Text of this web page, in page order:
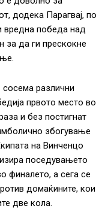
додека Парагвај, по
победа над
за да ги прескокне
сосема различни
првото место во
и без постигнат
збогување
на Винченцо
поседувањето
финалето, а сега се
домаќините, кои
две кола.